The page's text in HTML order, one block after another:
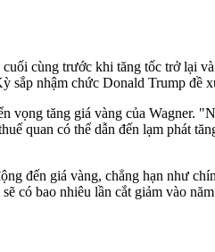
cùng trước khi tăng tốc trở lại
nhậm chức Donald Trump đề
tăng giá vàng của Wagner.
quan có thể dẫn đến lạm phát
đến giá vàng, chẳng hạn như
có bao nhiêu lần cắt giảm vào